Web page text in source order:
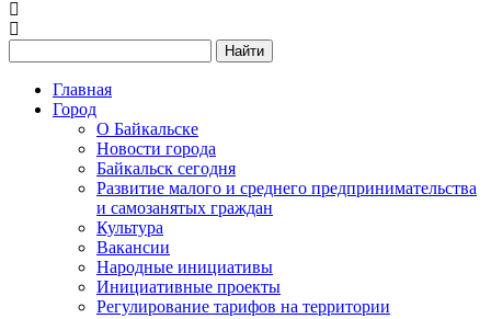
Найти
Главная
Город
О Байкальске
Новости города
Байкальск сегодня
Развитие малого и среднего предпринимательства
и самозанятых граждан
Культура
Вакансии
Народные инициативы
Инициативные проекты
Регулирование тарифов на территории